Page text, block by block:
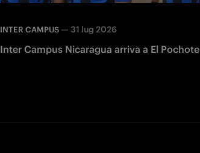
INTER CAMPUS — 31 lug 2026
Inter Campus Nicaragua arriva a El Pochote